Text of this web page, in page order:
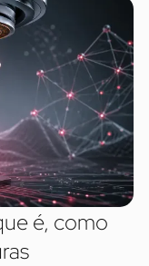
é, como